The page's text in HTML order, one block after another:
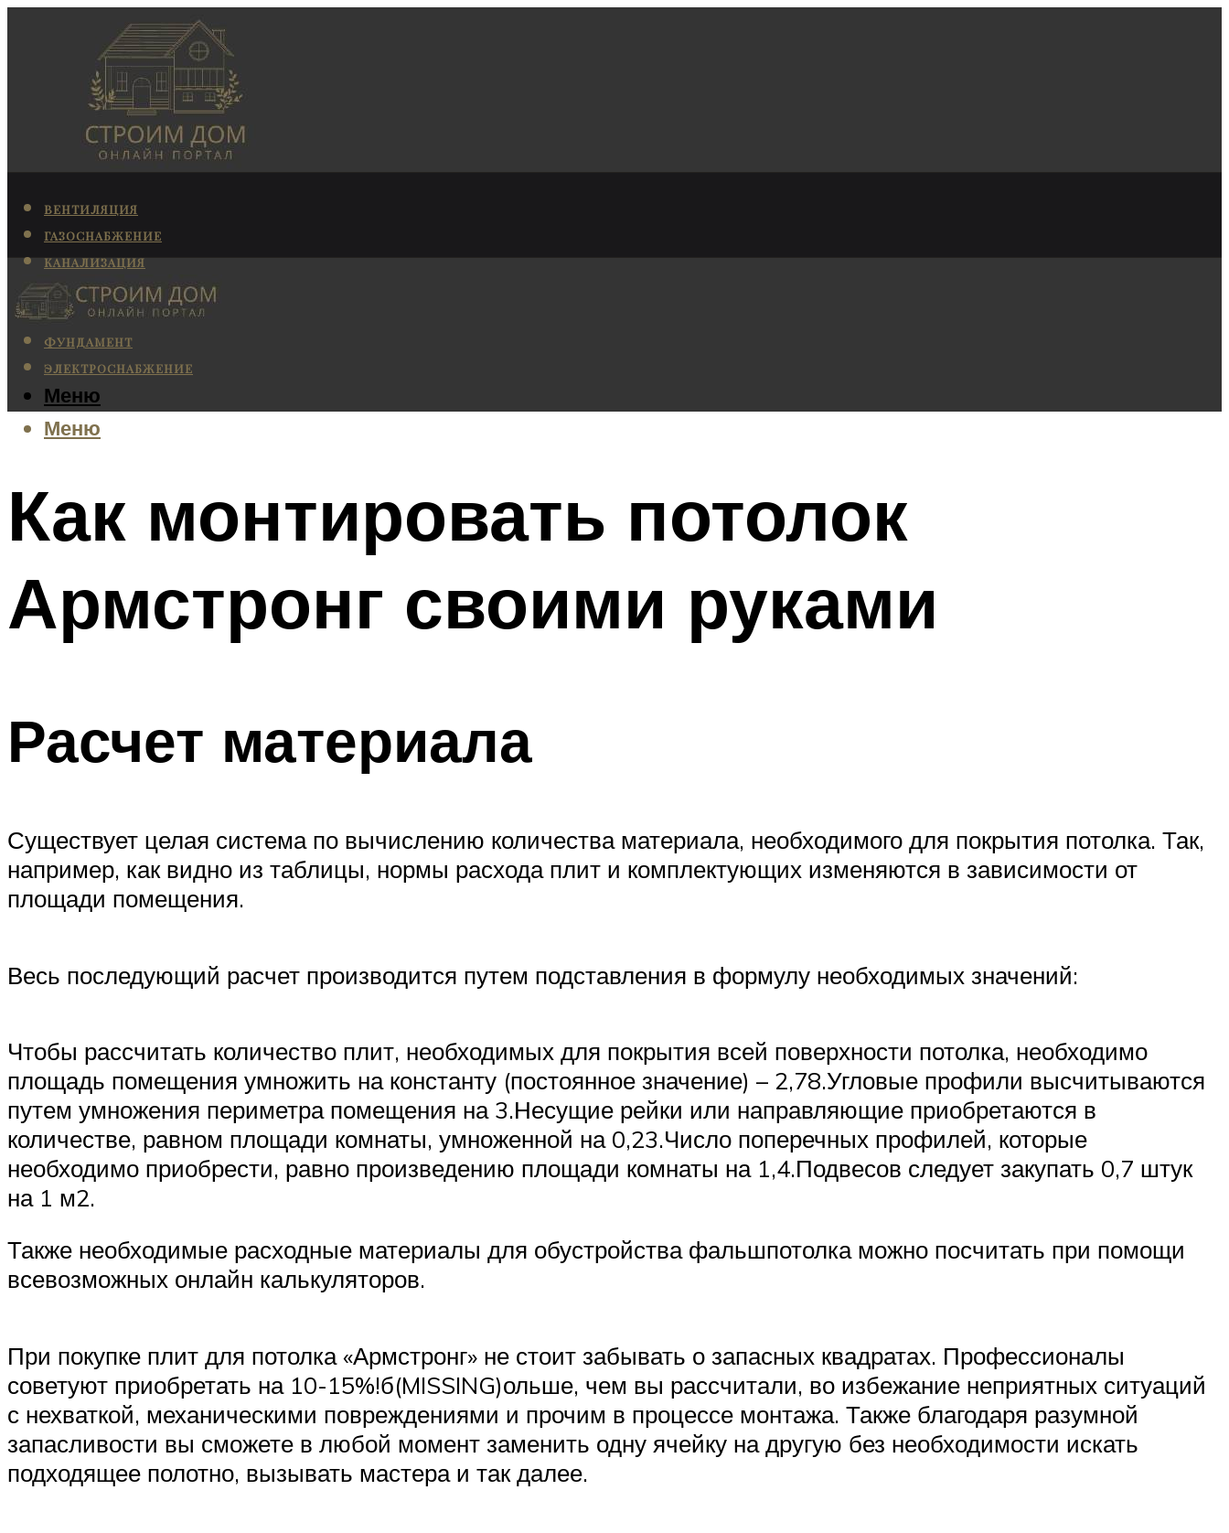
ВЕНТИЛЯЦИЯ
ГАЗОСНАБЖЕНИЕ
КАНАЛИЗАЦИЯ
КОНДИЦИОНИРОВАНИЕ
ОТОПЛЕНИЕ
ФУНДАМЕНТ
ЭЛЕКТРОСНАБЖЕНИЕ
Меню
Меню
Как монтировать потолок
Армстронг своими руками
Расчет материала
Существует целая система по вычислению количества материала, необходимого для покрытия потолка. Так,
например, как видно из таблицы, нормы расхода плит и комплектующих изменяются в зависимости от
площади помещения.
Весь последующий расчет производится путем подставления в формулу необходимых значений:
Чтобы рассчитать количество плит, необходимых для покрытия всей поверхности потолка, необходимо
площадь помещения умножить на константу (постоянное значение) – 2,78.Угловые профили высчитываются
путем умножения периметра помещения на 3.Несущие рейки или направляющие приобретаются в
количестве, равном площади комнаты, умноженной на 0,23.Число поперечных профилей, которые
необходимо приобрести, равно произведению площади комнаты на 1,4.Подвесов следует закупать 0,7 штук
на 1 м2.
Также необходимые расходные материалы для обустройства фальшпотолка можно посчитать при помощи
всевозможных онлайн калькуляторов.
При покупке плит для потолка «Армстронг» не стоит забывать о запасных квадратах. Профессионалы
советуют приобретать на 10-15%!б(MISSING)ольше, чем вы рассчитали, во избежание неприятных ситуаций
с нехваткой, механическими повреждениями и прочим в процессе монтажа. Также благодаря разумной
запасливости вы сможете в любой момент заменить одну ячейку на другую без необходимости искать
подходящее полотно, вызывать мастера и так далее.